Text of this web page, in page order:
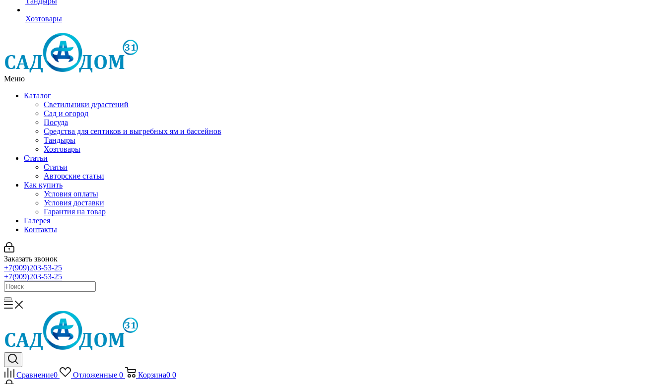
Хозтовары
Меню
Каталог
Светильники д/растений
Сад и огород
Посуда
Средства для септиков и выгребных ям и бассейнов
Тандыры
Хозтовары
Статьи
Статьи
Авторские статьи
Как купить
Условия оплаты
Условия доставки
Гарантия на товар
Галерея
Контакты
Заказать звонок
+7(909)203-53-25
+7(909)203-53-25
Сравнение0 Отложенные 0 Корзина0 0